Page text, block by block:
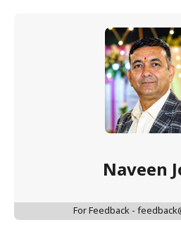
Naveen
For Feedback -